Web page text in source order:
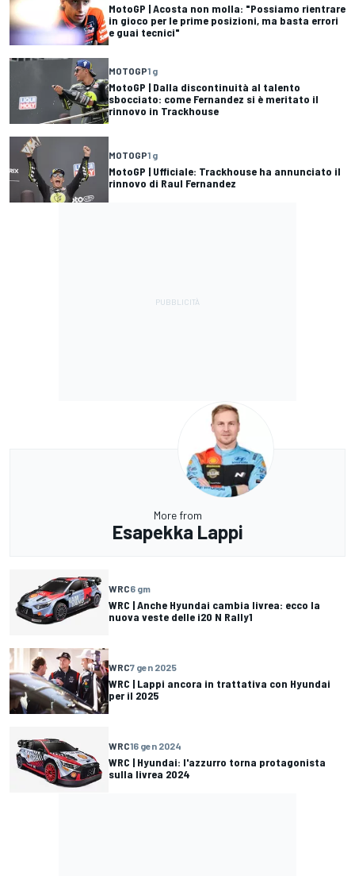
MotoGP | Acosta non molla: "Possiamo rientrare
in gioco per le prime posizioni, ma basta errori
e guai tecnici"
MOTOGP1 g
MotoGP | Dalla discontinuità al talento
sbocciato: come Fernandez si è meritato il
rinnovo in Trackhouse
MOTOGP1 g
MotoGP | Ufficiale: Trackhouse ha annunciato il
rinnovo di Raul Fernandez
More from
Esapekka Lappi
WRC6 gm
WRC | Anche Hyundai cambia livrea: ecco la
nuova veste delle i20 N Rally1
WRC7 gen 2025
WRC | Lappi ancora in trattativa con Hyundai
per il 2025
WRC16 gen 2024
WRC | Hyundai: l'azzurro torna protagonista
sulla livrea 2024